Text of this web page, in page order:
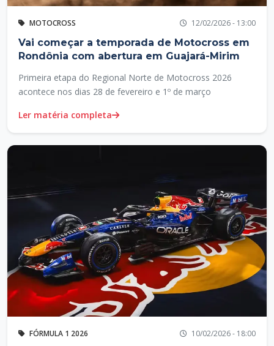
MOTOCROSS 12/02/2026 - 13:00
Vai começar a temporada de Motocross em
Rondônia com abertura em Guajará-Mirim
Primeira etapa do Regional Norte de Motocross 2026
acontece nos dias 28 de fevereiro e 1º de março
Ler matéria completa
FÓRMULA 1 2026 10/02/2026 - 18:00